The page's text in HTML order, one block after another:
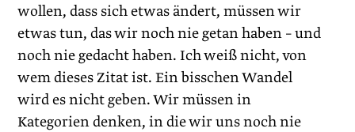
wollen, dass sich etwas ändert, müssen wir
etwas tun, das wir noch nie getan haben – und
noch nie gedacht haben. Ich weiß nicht, von
wem dieses Zitat ist. Ein bisschen Wandel
wird es nicht geben. Wir müssen in
Kategorien denken, in die wir uns noch nie